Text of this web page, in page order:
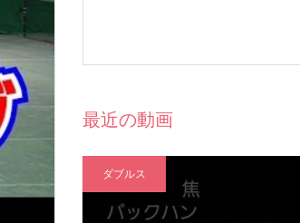
最近の動画
ダブルス